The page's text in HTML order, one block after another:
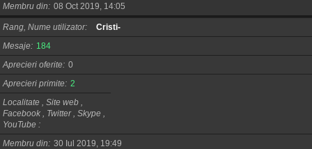
Membru din
08 Oct 2019, 14:05
Rang, Nume utilizator
Cristi-
Mesaje
184
Aprecieri oferite 0
Aprecieri primite 2
Localitate , Site web ,
Facebook , Twitter , Skype ,
YouTube
Membru din
30 Iul 2019, 19:49